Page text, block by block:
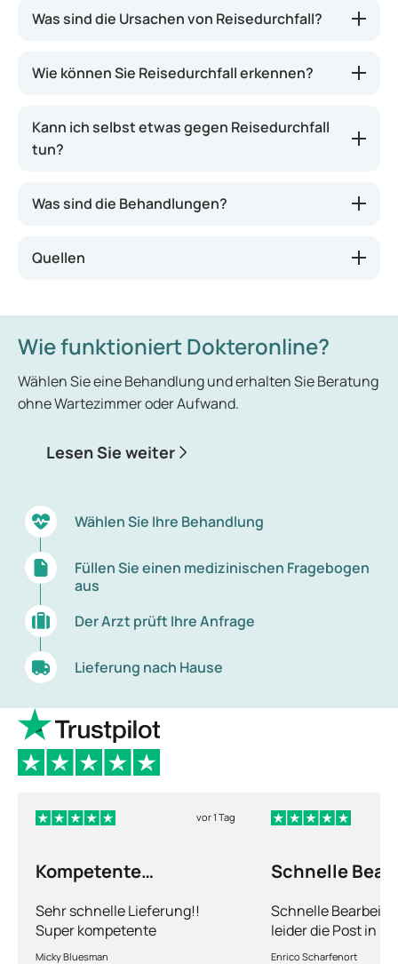
Was sind die Ursachen von Reisedurchfall?
Wie können Sie Reisedurchfall erkennen?
Kann ich selbst etwas gegen Reisedurchfall
tun?
Was sind die Behandlungen?
Quellen
Wie funktioniert Dokteronline?
Wählen Sie eine Behandlung und erhalten Sie Beratung
ohne Wartezimmer oder Aufwand.
Lesen Sie weiter
Wählen Sie Ihre Behandlung
Füllen Sie einen medizinischen Fragebogen
aus
Der Arzt prüft Ihre Anfrage
Lieferung nach Hause
vor 1 Tag
Kompetente
Sehr schnelle Lieferung!!
Super kompetente
Abhandlung!
Micky Bluesman
Schnelle
Schnelle
leider die Post in
kriegt es nicht hin
Enrico Scharfenort